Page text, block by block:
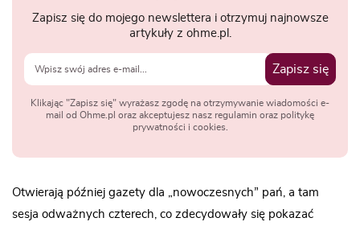
Zapisz się do mojego newslettera i otrzymuj najnowsze
artykuły z ohme.pl.
Zapisz się
Klikając "Zapisz się" wyrażasz zgodę na otrzymywanie wiadomości e-
mail od Ohme.pl oraz akceptujesz nasz regulamin oraz politykę
prywatności i cookies.
Otwierają później gazety dla „nowoczesnych” pań, a tam
sesja odważnych czterech, co zdecydowały się pokazać